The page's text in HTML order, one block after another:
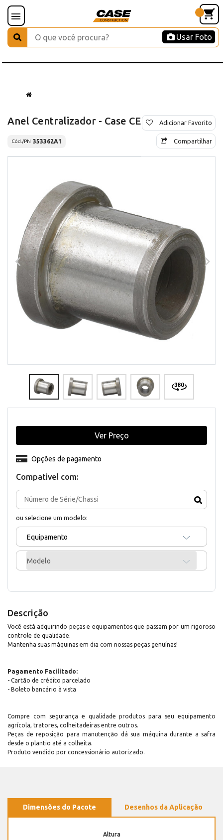
Usar Foto
Anel Centralizador - Case CE
Cód./PN 353362A1
Adicionar Favorito
Compartilhar
Compativel com:
ou selecione um modelo:
Equipamento
Modelo
Opções de pagamento
Ver Preço
Descrição
Você está adquirindo peças e equipamentos que passam por um rigoroso
controle de qualidade.
Mantenha suas máquinas em dia com nossas peças genuínas!
Pagamento Facilitado:
- Cartão de crédito parcelado
- Boleto bancário à vista
Compre com segurança e qualidade produtos para seu equipamento
agrícola, tratores, colheitadeiras entre outros.
Peças de reposição para manutenção dá sua máquina durante a safra
desde o plantio até a colheita.
Produto vendido por concessionário autorizado.
Dimensões do Pacote Desenhos da Aplicação
Altura